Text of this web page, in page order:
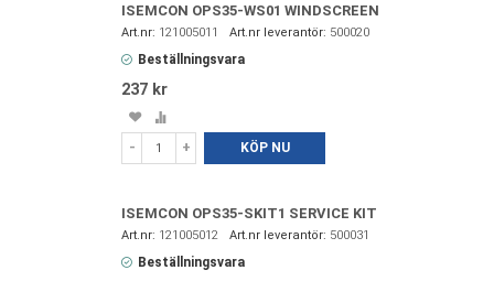
ISEMCON OPS35-WS01 WINDSCREEN
121005011 500020
Beställningsvara
237 kr
Spara
i
favoriter
Lägg
till
- + KÖP NU
ISEMCON OPS35-SKIT1 SERVICE KIT
121005012 500031
Beställningsvara